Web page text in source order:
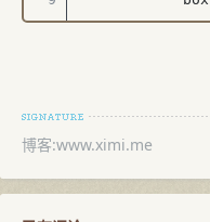
博客:www.ximi.me